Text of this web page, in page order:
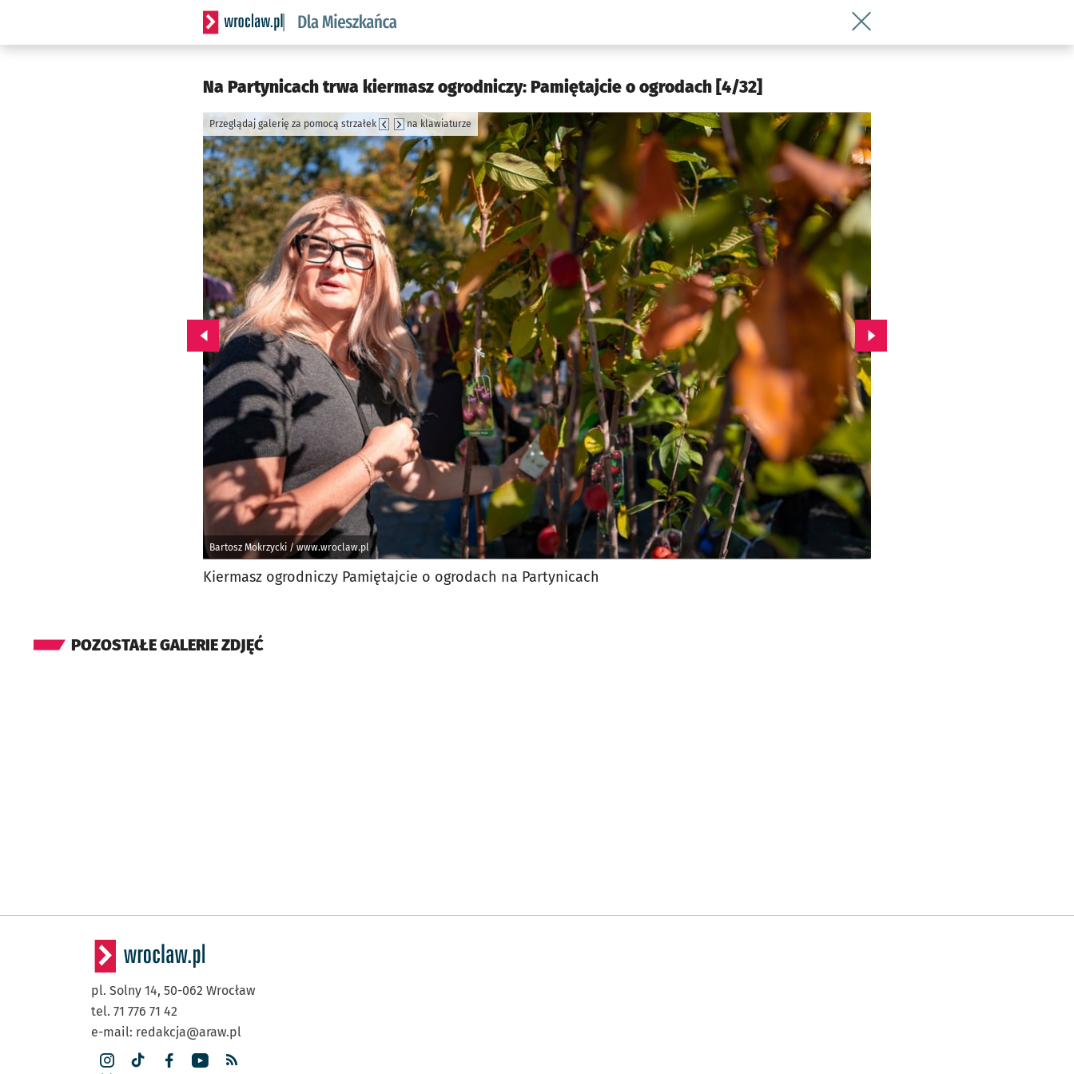
Serwis informacyjny wroclaw.pl podserwis: Dla mieszkańca
Wróć do artykułu Na Partynicach
Na Partynicach trwa kiermasz ogrodniczy: Pamiętajcie o ogrodach [4/32]
Bartosz Mokrzycki / www.wroclaw.pl
Przeglądaj galerię za pomocą strzałek na klawiaturze
Przejdź do poprzedniego zdjęcia. Przejdź do kolejnego zdjęcia.
Kiermasz ogrodniczy Pamiętajcie o ogrodach na Partynicach
POZOSTAŁE GALERIE ZDJĘĆ
pl. Solny 14, 50-062 Wrocław
tel. 71 776 71 42
e-mail: redakcja@araw.pl